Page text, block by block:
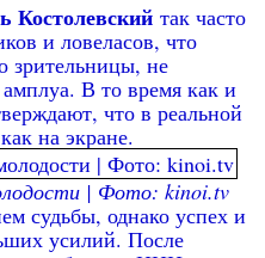
Костолевский так часто
и ловеласов, что
зрительницы, не
В то время как и
что в реальной
на экране.
| Фото: kinoi.tv
судьбы, однако успех и
усилий. После